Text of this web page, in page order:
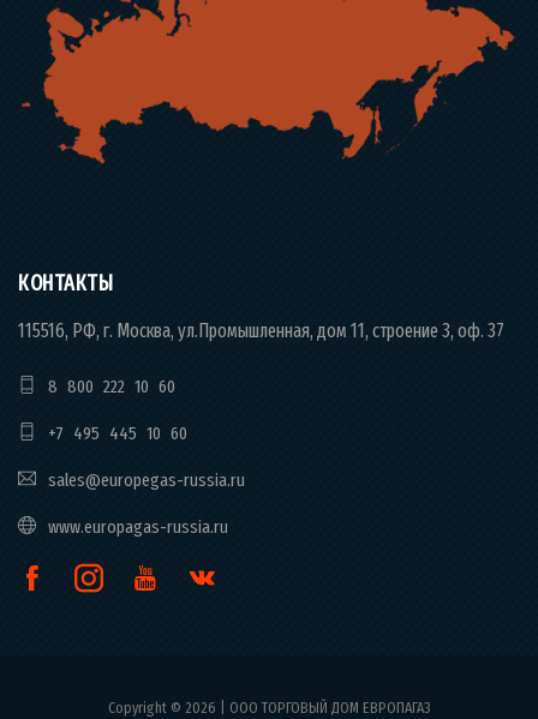
КОНТАКТЫ
115516, РФ, г. Москва, ул.Промышленная, дом 11, строение 3, оф. 37
8 800 222 10 60
+7 495 445 10 60
sales@europegas-russia.ru
www.europagas-russia.ru
Copyright © 2026 | ООО ТОРГОВЫЙ ДОМ ЕВРОПАГАЗ